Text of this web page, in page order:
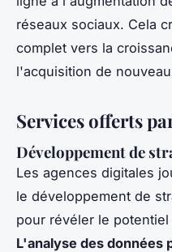
réseaux sociaux. Cela
complet vers la
l'acquisition de
Services offerts
Développement de
Les agences digitales
le développement de
pour révéler le
L'analyse des données